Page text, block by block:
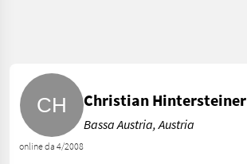
online da 4/2008
Christian Hintersteiner
Bassa Austria, Austria